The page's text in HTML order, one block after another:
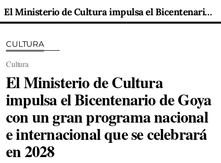
El Ministerio de Cultura impulsa el Bicentenario de Goya con un gran programa nacional e internacional que se celebrará en 2028
CULTURA
Cultura
El Ministerio de Cultura
impulsa el Bicentenario de Goya
con un gran programa nacional
e internacional que se celebrará
en 2028